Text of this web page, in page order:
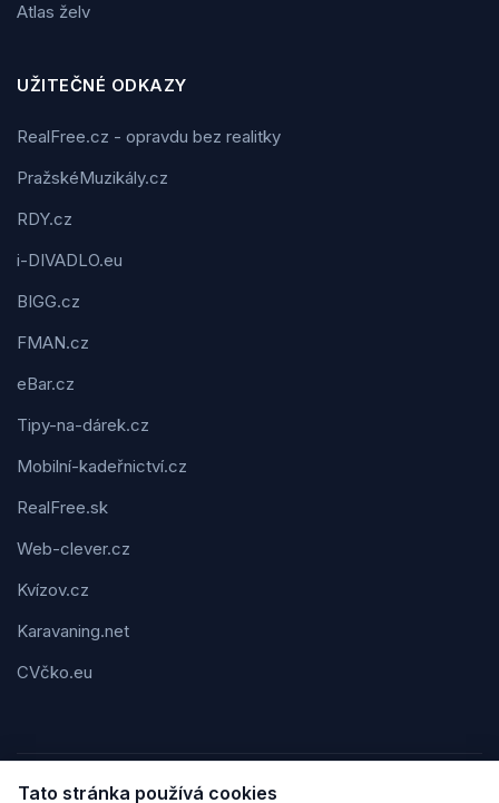
Atlas želv
UŽITEČNÉ ODKAZY
RealFree.cz - opravdu bez realitky
PražskéMuzikály.cz
RDY.cz
i-DIVADLO.eu
BIGG.cz
FMAN.cz
eBar.cz
Tipy-na-dárek.cz
Mobilní-kadeřnictví.cz
RealFree.sk
Web-clever.cz
Kvízov.cz
Karavaning.net
CVčko.eu
Podmínky použitíOchrana osobních údajů
Tato stránka používá cookies